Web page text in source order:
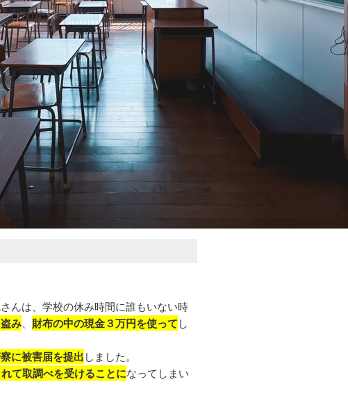
んは、学校の休み時間に誰もいない時
み 財布の中の現金３万円を使ってし
に被害届を提出しました。
て取調べを受けることになってしまい